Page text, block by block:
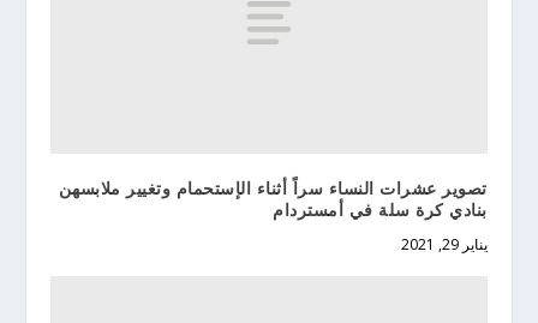
تصوير عشرات النساء سراً أثناء الإستحمام وتغيير ملابسهن
بنادي كرة سلة في أمستردام
يناير 29, 2021